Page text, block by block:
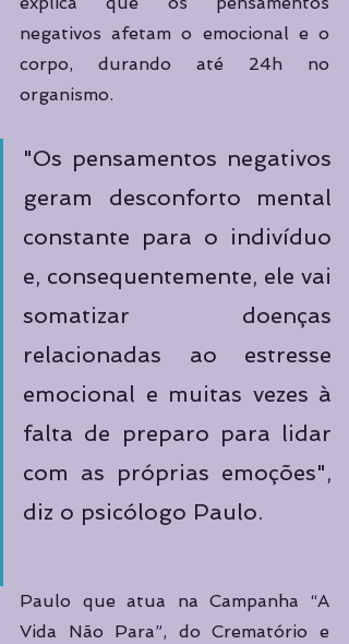
negativos afetam o emocional e o
corpo, durando até 24h no
organismo.
"Os pensamentos negativos
geram desconforto mental
constante para o indivíduo
e, consequentemente, ele vai
somatizar doenças
relacionadas ao estresse
emocional e muitas vezes à
falta de preparo para lidar
com as próprias emoções",
diz o psicólogo Paulo.
Paulo que atua na Campanha “A
Vida Não Para”, do Crematório e